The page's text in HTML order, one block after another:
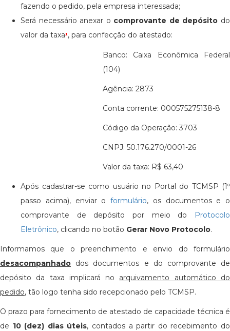
fazendo o pedido, pela empresa interessada;
Será necessário anexar o comprovante de depósito do
valor da taxa¹, para confecção do atestado:
Banco: Caixa Econômica Federal
(104)
Agência: 2873
Conta corrente: 000575275138-8
Código da Operação: 3703
CNPJ: 50.176.270/0001-26
Valor da taxa: R$ 63,40
Após cadastrar-se como usuário no Portal do TCMSP (1º
passo acima), enviar o formulário, os documentos e o
comprovante de depósito por meio do
Protocolo
Eletrônico, clicando no botão Gerar Novo Protocolo.
Informamos que o preenchimento e envio do formulário
desacompanhado dos documentos e do comprovante de
depósito da taxa implicará no arquivamento automático do
pedido, tão logo tenha sido recepcionado pelo TCMSP.
O prazo para fornecimento de atestado de capacidade técnica é
de 10 (dez) dias úteis, contados a partir do recebimento do